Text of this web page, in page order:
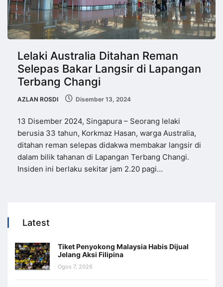
Lelaki Australia Ditahan Reman
Selepas Bakar Langsir di Lapangan
Terbang Changi
AZLAN ROSDI Disember 13, 2024
13 Disember 2024, Singapura – Seorang lelaki
berusia 33 tahun, Korkmaz Hasan, warga Australia,
ditahan reman selepas didakwa membakar langsir di
dalam bilik tahanan di Lapangan Terbang Changi.
Insiden ini berlaku sekitar jam 2.20 pagi…
Latest
Tiket Penyokong Malaysia Habis Dijual
Jelang Aksi Filipina
Ogos 7, 2026